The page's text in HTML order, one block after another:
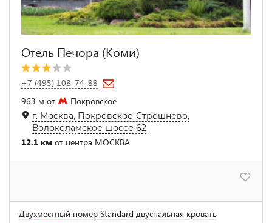
Отель Печора (Коми)
+7 (495) 108-74-88
963 м от
Покровское
г. Москва, Покровское-Стрешнево,
Волоколамское шоссе 62
12.1 км от центра МОСКВА
Двухместный номер Standard двуспальная кровать